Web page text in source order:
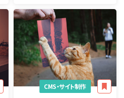
CMS・サイト制作